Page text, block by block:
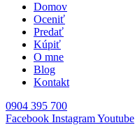
Domov
Oceniť
Predať
Kúpiť
O mne
Blog
Kontakt
0904 395 700
Facebook InstagramYoutube